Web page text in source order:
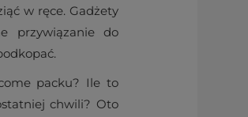
w ręce. Gadżety
przywiązanie do
packu? Ile to
chwili? Oto